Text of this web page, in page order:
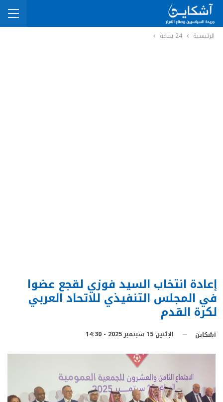
الرئيسية 24 ساعة
إعادة انتخاب السيد فوزي لقجع عضوا
في المجلس التنفيذي للاتحاد العربي
لكرة القدم
آشكاين الإثنين 15 سبتمبر 2025 - 14:30